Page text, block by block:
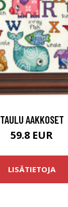
TAULU AAKKOSET
59.8 EUR
LISÄTIETOJA